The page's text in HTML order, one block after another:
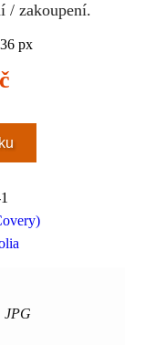
/ zakoupení.
px
JPG